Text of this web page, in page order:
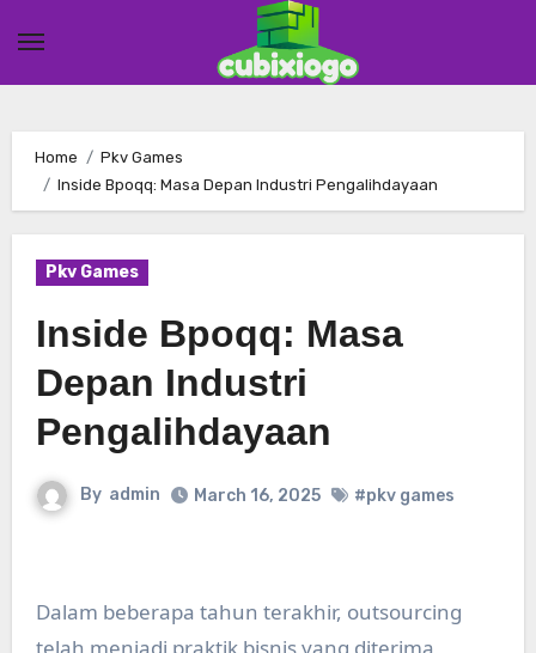
content
Home
Pkv Games
Inside Bpoqq: Masa Depan Industri Pengalihdayaan
Pkv Games
Inside Bpoqq: Masa
Depan Industri
Pengalihdayaan
By admin March 16, 2025 #pkv games
Dalam beberapa tahun terakhir, outsourcing
telah menjadi praktik bisnis yang diterima